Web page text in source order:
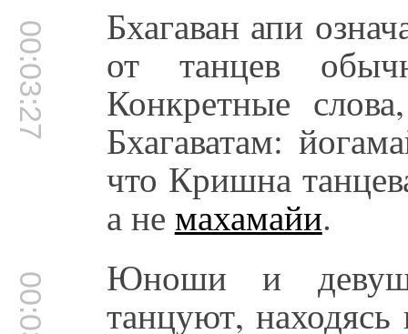
00:03:27 Бхагаван апи
от танцев
Конкретные
Бхагаватам:
что Кришна
а не махамайи.
Юноши и
танцуют,